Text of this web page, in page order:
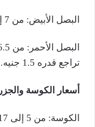
البصل الأبيض: من 7 إلى 10 جنيهات للكيلو.
تراجع قدره 1.5 جنيه.
أسعار الكوسة والجزر
الكوسة: من 5 إلى 17 جنيهًا للكيلو.